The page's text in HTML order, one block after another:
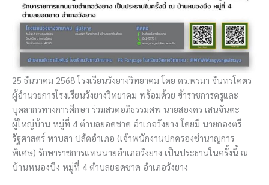
25 ธันวาคม 2568 โรงเรียนวังยางวิทยาคม โดย ดร.พรมา จันทรโคตร
ผู้อำนวยการโรงเรียนวังยางวิทยาคม พร้อมด้วย ข้าราชการครูและ
บุคลากรทางการศึกษา ร่วมสวดอภิธรรมศพ นายสองคร เสนจันตะ
ผู้ใหญ่บ้าน หมู่ที่ 4 ตำบลยอดชาด อำเภอวังยาง โดยมี นายกองตรี
รัฐศาสตร์ หาบสา ปลัดอำเภอ (เจ้าพนักงานปกครองชำนาญการ
พิเศษ) รักษาราชการแทนนายอำเภอวังยาง เป็นประธานในครั้งนี้ ณ
บ้านหนองบึง หมู่ที่ 4 ตำบลยอดชาด อำเภอวังยาง